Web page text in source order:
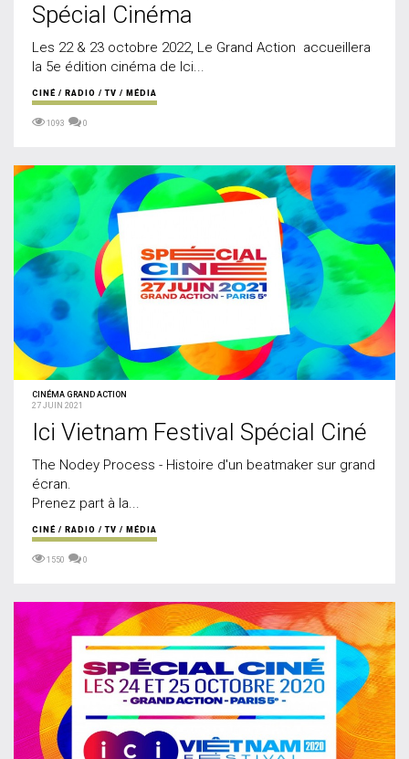
Spécial Cinéma
Les 22 & 23 octobre 2022, Le Grand Action accueillera
la 5e édition cinéma de Ici...
CINÉ / RADIO / TV / MÉDIA
1093 0
CINÉMA GRAND ACTION
27 JUIN 2021
Ici Vietnam Festival Spécial Ciné
The Nodey Process - Histoire d'un beatmaker sur grand
écran.
Prenez part à la...
CINÉ / RADIO / TV / MÉDIA
1550 0